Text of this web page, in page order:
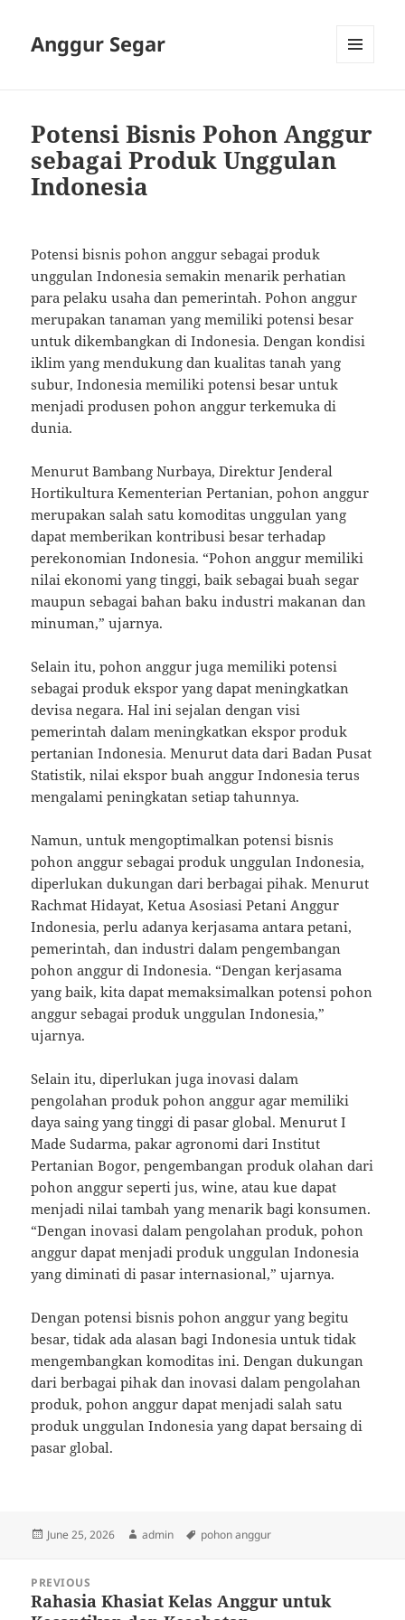
Anggur Segar
Potensi Bisnis Pohon Anggur
sebagai Produk Unggulan
Indonesia
Potensi bisnis pohon anggur sebagai produk
unggulan Indonesia semakin menarik perhatian
para pelaku usaha dan pemerintah. Pohon anggur
merupakan tanaman yang memiliki potensi besar
untuk dikembangkan di Indonesia. Dengan kondisi
iklim yang mendukung dan kualitas tanah yang
subur, Indonesia memiliki potensi besar untuk
menjadi produsen pohon anggur terkemuka di
dunia.
Menurut Bambang Nurbaya, Direktur Jenderal
Hortikultura Kementerian Pertanian, pohon anggur
merupakan salah satu komoditas unggulan yang
dapat memberikan kontribusi besar terhadap
perekonomian Indonesia. “Pohon anggur memiliki
nilai ekonomi yang tinggi, baik sebagai buah segar
maupun sebagai bahan baku industri makanan dan
minuman,” ujarnya.
Selain itu, pohon anggur juga memiliki potensi
sebagai produk ekspor yang dapat meningkatkan
devisa negara. Hal ini sejalan dengan visi
pemerintah dalam meningkatkan ekspor produk
pertanian Indonesia. Menurut data dari Badan Pusat
Statistik, nilai ekspor buah anggur Indonesia terus
mengalami peningkatan setiap tahunnya.
Namun, untuk mengoptimalkan potensi bisnis
pohon anggur sebagai produk unggulan Indonesia,
diperlukan dukungan dari berbagai pihak. Menurut
Rachmat Hidayat, Ketua Asosiasi Petani Anggur
Indonesia, perlu adanya kerjasama antara petani,
pemerintah, dan industri dalam pengembangan
pohon anggur di Indonesia. “Dengan kerjasama
yang baik, kita dapat memaksimalkan potensi pohon
anggur sebagai produk unggulan Indonesia,”
ujarnya.
Selain itu, diperlukan juga inovasi dalam
pengolahan produk pohon anggur agar memiliki
daya saing yang tinggi di pasar global. Menurut I
Made Sudarma, pakar agronomi dari Institut
Pertanian Bogor, pengembangan produk olahan dari
pohon anggur seperti jus, wine, atau kue dapat
menjadi nilai tambah yang menarik bagi konsumen.
“Dengan inovasi dalam pengolahan produk, pohon
anggur dapat menjadi produk unggulan Indonesia
yang diminati di pasar internasional,” ujarnya.
Dengan potensi bisnis pohon anggur yang begitu
besar, tidak ada alasan bagi Indonesia untuk tidak
mengembangkan komoditas ini. Dengan dukungan
dari berbagai pihak dan inovasi dalam pengolahan
produk, pohon anggur dapat menjadi salah satu
produk unggulan Indonesia yang dapat bersaing di
pasar global.
Posted
June 25, 2026 Author
admin Tags
pohon anggur
navigation
PREVIOUS
Previous
Rahasia Khasiat Kelas Anggur untuk